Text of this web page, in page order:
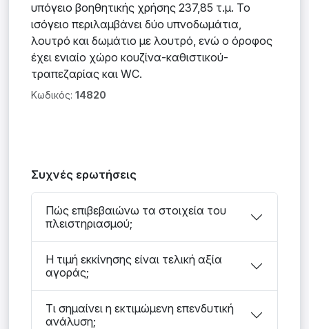
υπόγειο βοηθητικής χρήσης 237,85 τ.μ. Το
ισόγειο περιλαμβάνει δύο υπνοδωμάτια,
λουτρό και δωμάτιο με λουτρό, ενώ ο όροφος
έχει ενιαίο χώρο κουζίνα-καθιστικού-
τραπεζαρίας και WC.
Κωδικός: 14820
Συχνές ερωτήσεις
Πώς επιβεβαιώνω τα στοιχεία του
πλειστηριασμού;
Η τιμή εκκίνησης είναι τελική αξία
αγοράς;
Τι σημαίνει η εκτιμώμενη επενδυτική
ανάλυση;